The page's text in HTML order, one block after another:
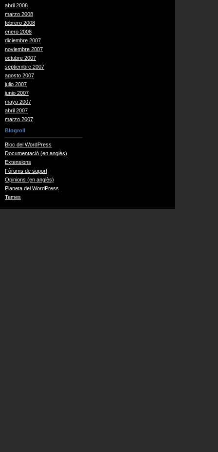
abril 2008
marzo 2008
febrero 2008
enero 2008
diciembre 2007
noviembre 2007
octubre 2007
septiembre 2007
agosto 2007
julio 2007
junio 2007
mayo 2007
abril 2007
marzo 2007
Blogroll
Bloc del WordPress
Documentació (en anglès)
Extensions
Fòrums de suport
Opinions (en anglès)
Planeta del WordPress
Temes